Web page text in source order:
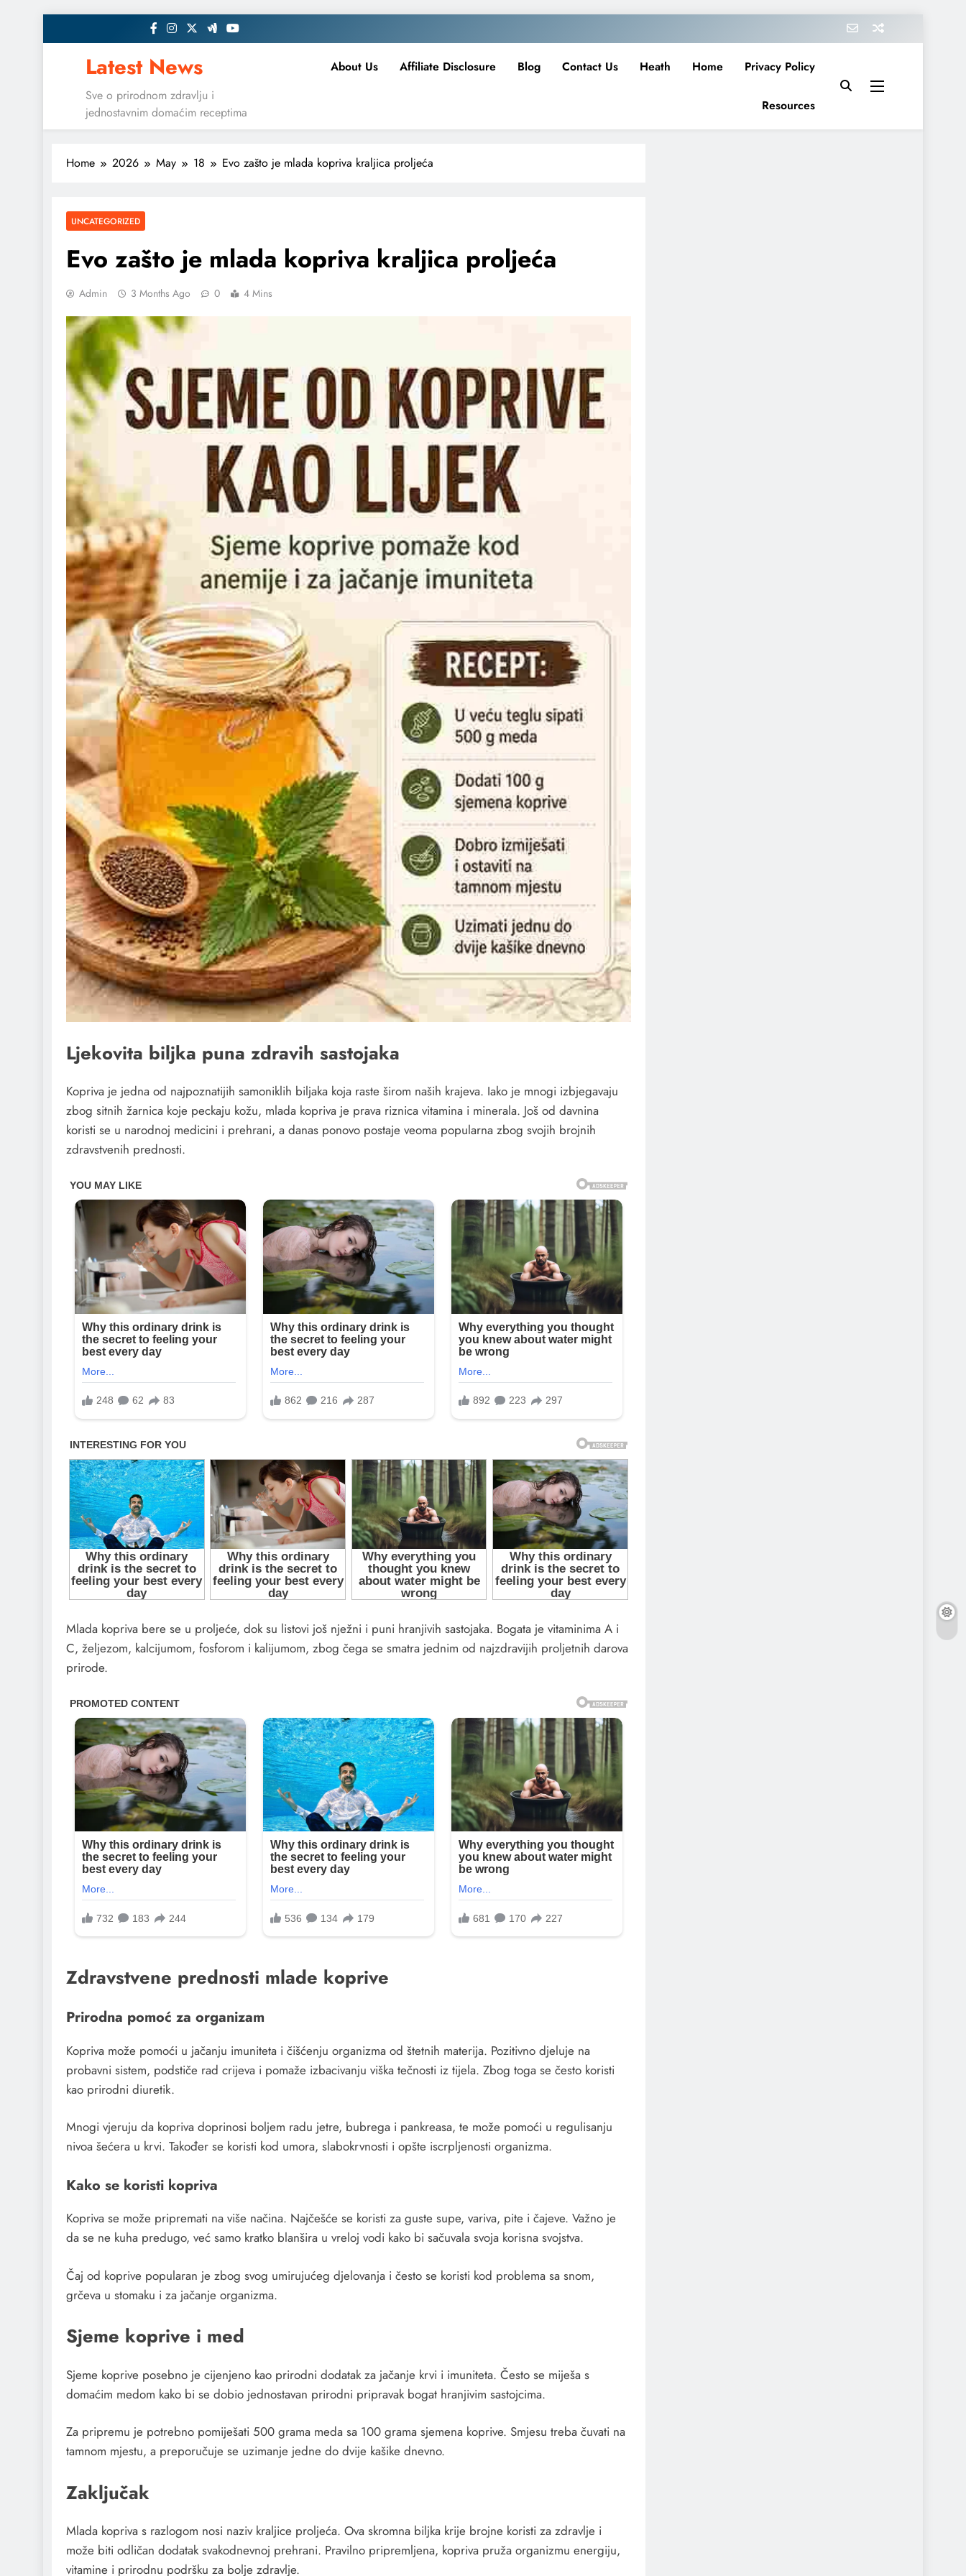
to
Latest News
Sve o prirodnom zdravlju i
jednostavnim domaćim receptima
About Us Affiliate Disclosure Blog Contact Us Heath Home Privacy Policy
Resources
Home 2026 May 18 Evo zašto je mlada kopriva kraljica proljeća
UNCATEGORIZED
Evo zašto je mlada kopriva kraljica proljeća
Admin 3 Months Ago 0 4 Mins
Ljekovita biljka puna zdravih sastojaka
Kopriva je jedna od najpoznatijih samoniklih biljaka koja raste širom naših krajeva. Iako je mnogi izbjegavaju
zbog sitnih žarnica koje peckaju kožu, mlada kopriva je prava riznica vitamina i minerala. Još od davnina
koristi se u narodnoj medicini i prehrani, a danas ponovo postaje veoma popularna zbog svojih brojnih
zdravstvenih prednosti.
Mlada kopriva bere se u proljeće, dok su listovi još nježni i puni hranjivih sastojaka. Bogata je vitaminima A i
C, željezom, kalcijumom, fosforom i kalijumom, zbog čega se smatra jednim od najzdravijih proljetnih darova
prirode.
Zdravstvene prednosti mlade koprive
Prirodna pomoć za organizam
Kopriva može pomoći u jačanju imuniteta i čišćenju organizma od štetnih materija. Pozitivno djeluje na
probavni sistem, podstiče rad crijeva i pomaže izbacivanju viška tečnosti iz tijela. Zbog toga se često koristi
kao prirodni diuretik.
Mnogi vjeruju da kopriva doprinosi boljem radu jetre, bubrega i pankreasa, te može pomoći u regulisanju
nivoa šećera u krvi. Također se koristi kod umora, slabokrvnosti i opšte iscrpljenosti organizma.
Kako se koristi kopriva
Kopriva se može pripremati na više načina. Najčešće se koristi za guste supe, variva, pite i čajeve. Važno je
da se ne kuha predugo, već samo kratko blanšira u vreloj vodi kako bi sačuvala svoja korisna svojstva.
Čaj od koprive popularan je zbog svog umirujućeg djelovanja i često se koristi kod problema sa snom,
grčeva u stomaku i za jačanje organizma.
Sjeme koprive i med
Sjeme koprive posebno je cijenjeno kao prirodni dodatak za jačanje krvi i imuniteta. Često se miješa s
domaćim medom kako bi se dobio jednostavan prirodni pripravak bogat hranjivim sastojcima.
Za pripremu je potrebno pomiješati 500 grama meda sa 100 grama sjemena koprive. Smjesu treba čuvati na
tamnom mjestu, a preporučuje se uzimanje jedne do dvije kašike dnevno.
Zaključak
Mlada kopriva s razlogom nosi naziv kraljice proljeća. Ova skromna biljka krije brojne koristi za zdravlje i
može biti odličan dodatak svakodnevnoj prehrani. Pravilno pripremljena, kopriva pruža organizmu energiju,
vitamine i prirodnu podršku za bolje zdravlje.